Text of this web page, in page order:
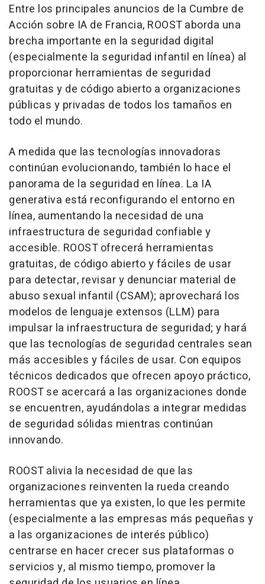
Entre los principales anuncios de la Cumbre de
Acción sobre IA de Francia, ROOST aborda una
brecha importante en la seguridad digital
(especialmente la seguridad infantil en línea) al
proporcionar herramientas de seguridad
gratuitas y de código abierto a organizaciones
públicas y privadas de todos los tamaños en
todo el mundo.
A medida que las tecnologías innovadoras
continúan evolucionando, también lo hace el
panorama de la seguridad en línea. La IA
generativa está reconfigurando el entorno en
línea, aumentando la necesidad de una
infraestructura de seguridad confiable y
accesible. ROOST ofrecerá herramientas
gratuitas, de código abierto y fáciles de usar
para detectar, revisar y denunciar material de
abuso sexual infantil (CSAM); aprovechará los
modelos de lenguaje extensos (LLM) para
impulsar la infraestructura de seguridad; y hará
que las tecnologías de seguridad centrales sean
más accesibles y fáciles de usar. Con equipos
técnicos dedicados que ofrecen apoyo práctico,
ROOST se acercará a las organizaciones donde
se encuentren, ayudándolas a integrar medidas
de seguridad sólidas mientras continúan
innovando.
ROOST alivia la necesidad de que las
organizaciones reinventen la rueda creando
herramientas que ya existen, lo que les permite
(especialmente a las empresas más pequeñas y
a las organizaciones de interés público)
centrarse en hacer crecer sus plataformas o
servicios y, al mismo tiempo, promover la